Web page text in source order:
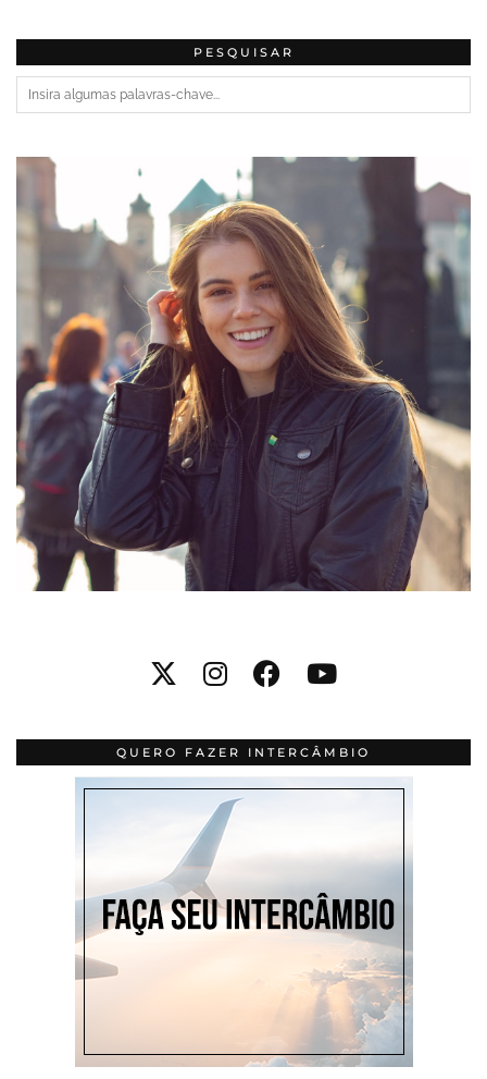
PESQUISAR
QUERO FAZER INTERCÂMBIO